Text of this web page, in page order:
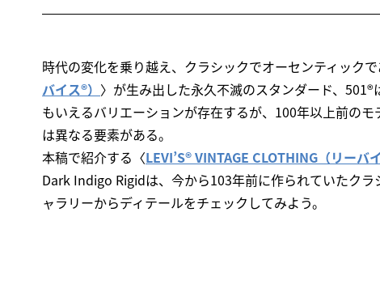
時代の変化を乗り越え、クラシックでオーセンティック
バイス®） 〉が生み出した永久不滅のスタンダード、
もいえるバリエーションが存在するが、100年以上前の
は異なる要素がある。
本稿で紹介する〈LEVI’S® VINTAGE CLOTHING（リーバ
Dark Indigo Rigidは、今から103年前に作られていたク
ャラリーからディテールをチェックしてみよう。